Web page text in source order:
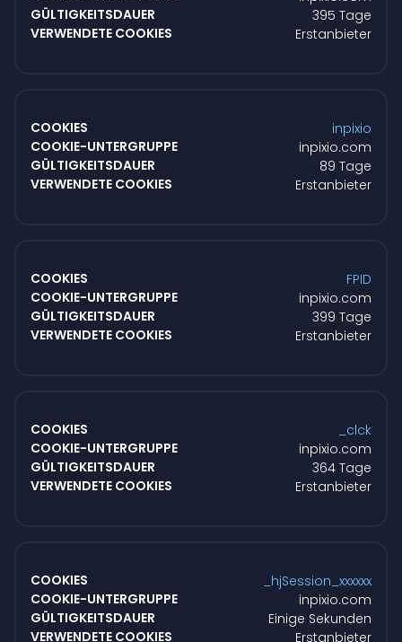
395 Tage
Erstanbieter
inpixio
inpixio.com
89 Tage
Erstanbieter
FPID
inpixio.com
399 Tage
Erstanbieter
_clck
inpixio.com
364 Tage
Erstanbieter
_hjSession_xxxxxx
inpixio.com
Einige Sekunden
Erstanbieter